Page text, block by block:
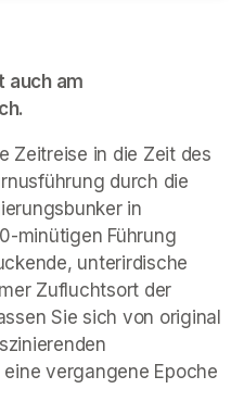
auch am
Zeitreise in die Zeit des
durch die
in
minütigen Führung
unterirdische
Zufluchtsort der
Sie sich von original
vergangene Epoche